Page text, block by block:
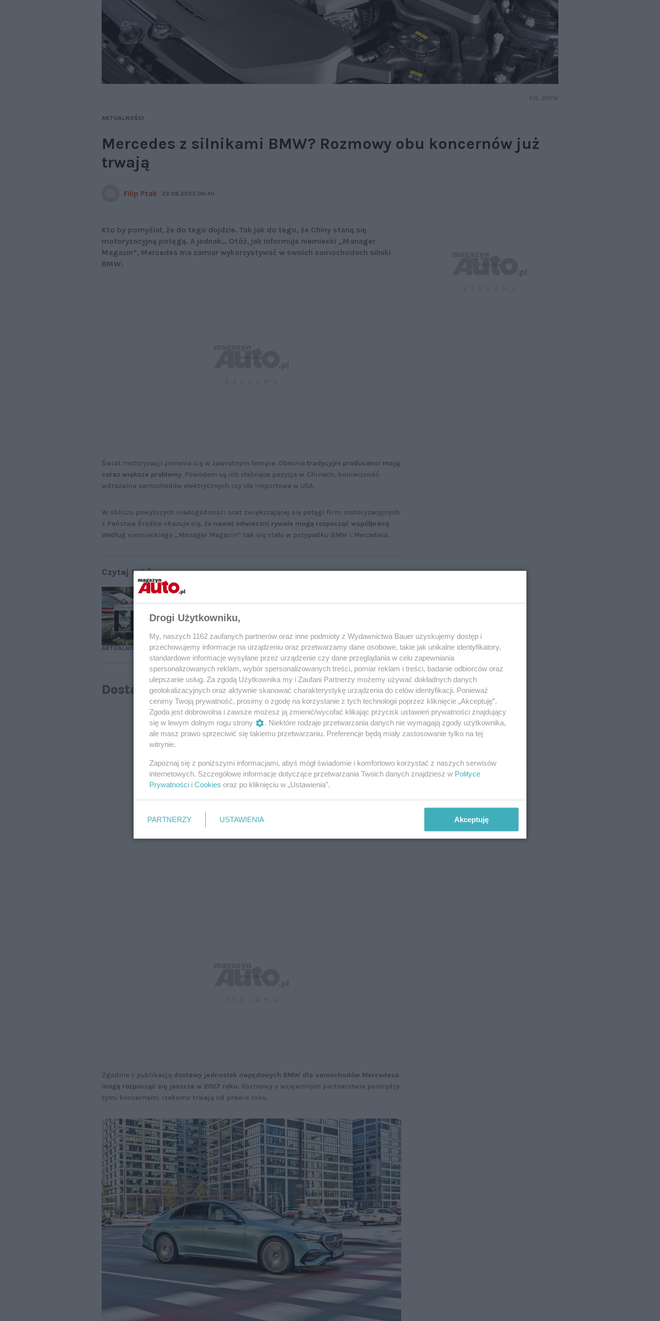
AKTUALNOŚCI
Mercedes z silnikami BMW? Rozmowy obu koncernów już
trwają
Filip Ptak 22.08.2025 06:40
Kto by pomyślał, że do tego dojdzie. Tak jak do tego, że Chiny staną się
motoryzacyjną potęgą. A jednak… Otóż, jak informuje niemiecki „Manager
Magazin”, Mercedes ma zamiar wykorzystywać w swoich samochodach silniki
BMW.
Świat motoryzacji zmienia się w zawrotnym tempie. Obecnie tradycyjni producenci mają
coraz większe problemy. Powodem są ich słabnąca pozycja w Chinach, konieczność
wdrażania samochodów elektrycznych czy cła importowe w USA.
W obliczu powyższych niedogodności oraz zwiększającej się potęgi firm motoryzacyjnych
z Państwa Środka okazuje się, że nawet odwieczni rywale mogą rozpocząć współpracę.
Według niemieckiego „Manager Magazin” tak się stało w przypadku BMW i Mercedesa.
Czytaj także:
AKTUALNOŚCI
Dostawy od 2027 roku?
Zgodnie z publikacją dostawy jednostek napędowych BMW dla samochodów Mercedesa
mogą rozpocząć się jeszcze w 2027 roku. Rozmowy o wzajemnym partnerstwie pomiędzy
tymi koncernami rzekomo trwają od prawie roku.
Drogi Użytkowniku,
My, naszych 1162 zaufanych partnerów oraz inne podmioty z Wydawnictwa Bauer uzyskujemy dostęp i
przechowujemy informacje na urządzeniu oraz przetwarzamy dane osobowe, takie jak unikalne identyfikatory,
standardowe informacje wysyłane przez urządzenie czy dane przeglądania w celu zapewniania
spersonalizowanych reklam, wybór spersonalizowanych treści, pomiar reklam i treści, badanie odbiorców oraz
ulepszanie usług. Za zgodą Użytkownika my i Zaufani Partnerzy możemy używać dokładnych danych
geolokalizacyjnych oraz aktywnie skanować charakterystykę urządzenia do celów identyfikacji. Ponieważ
cenimy Twoją prywatność, prosimy o zgodę na korzystanie z tych technologii poprzez kliknięcie „Akceptuję”.
Zgoda jest dobrowolna i zawsze możesz ją zmienić/wycofać klikając przycisk ustawień prywatności znajdujący
się w lewym dolnym rogu strony
. Niektóre rodzaje przetwarzania danych nie wymagają zgody użytkownika,
ale masz prawo sprzeciwić się takiemu przetwarzaniu. Preferencje będą miały zastosowanie tylko na tej
witrynie.
Zapoznaj się z poniższymi informacjami, abyś mógł świadomie i komfortowo korzystać z naszych serwisów
internetowych. Szczegółowe informacje dotyczące przetwarzania Twoich danych znajdziesz w Polityce
Prywatności i Cookies oraz po kliknięciu w „Ustawienia”.
PARTNERZY USTAWIENIA Akceptuję